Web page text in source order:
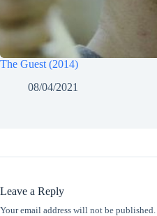
The Guest (2014)
08/04/2021
Leave a Reply
Your email address will not be published.